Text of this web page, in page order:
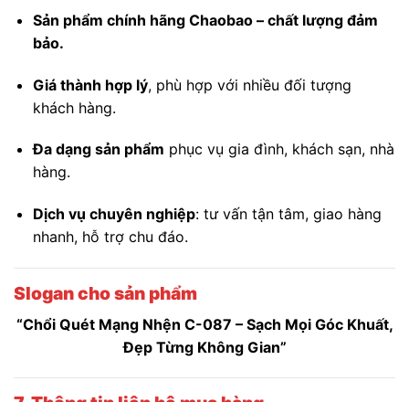
Sản phẩm chính hãng Chaobao – chất lượng đảm
bảo.
Giá thành hợp lý, phù hợp với nhiều đối tượng
khách hàng.
Đa dạng sản phẩm phục vụ gia đình, khách sạn, nhà
hàng.
Dịch vụ chuyên nghiệp: tư vấn tận tâm, giao hàng
nhanh, hỗ trợ chu đáo.
Slogan cho sản phẩm
“Chổi Quét Mạng Nhện C-087 – Sạch Mọi Góc Khuất,
Đẹp Từng Không Gian”